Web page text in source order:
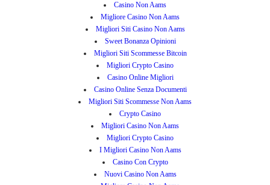
Casino Non Aams
Migliore Casino Non Aams
Migliori Siti Casino Non Aams
Sweet Bonanza Opinioni
Migliori Siti Scommesse Bitcoin
Migliori Crypto Casino
Casino Online Migliori
Casino Online Senza Documenti
Migliori Siti Scommesse Non Aams
Crypto Casino
Migliori Casino Non Aams
Migliori Crypto Casino
I Migliori Casino Non Aams
Casino Con Crypto
Nuovi Casino Non Aams